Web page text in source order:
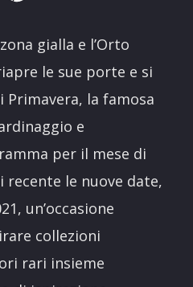
gialla e l’Orto
le sue porte e si
Primavera, la famosa
e
per il mese di
recente le nuove date,
un’occasione
collezioni
rari insieme